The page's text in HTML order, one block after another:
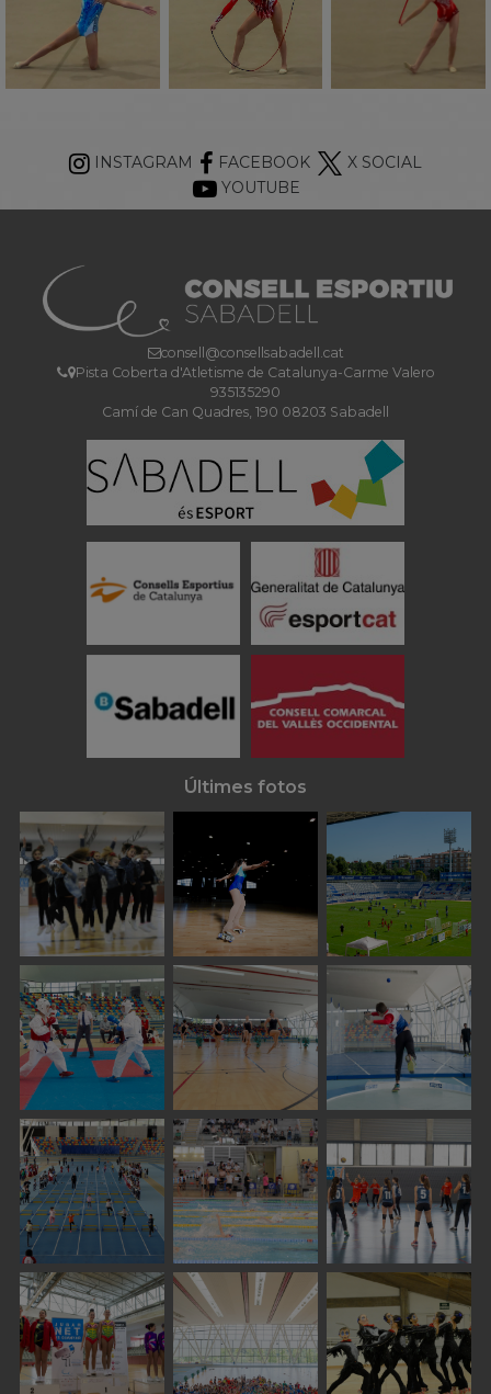
INSTAGRAM FACEBOOK
X SOCIAL
YOUTUBE
consell@consellsabadell.cat
Pista Coberta d'Atletisme de Catalunya-Carme Valero
935135290
Camí de Can Quadres, 190 08203 Sabadell
Últimes fotos